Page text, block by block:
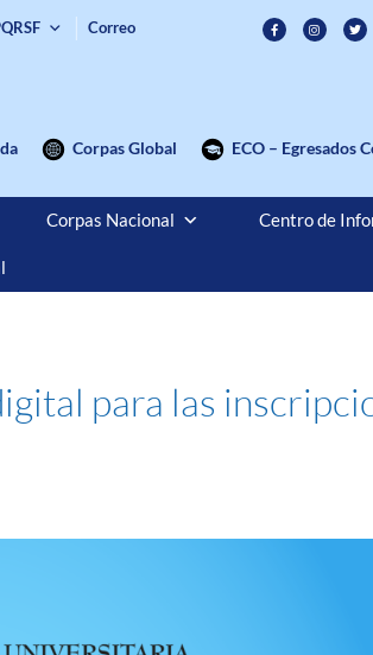
Correo
Corpas Global ECO – Egresados
Corpas Nacional Centro de
para las